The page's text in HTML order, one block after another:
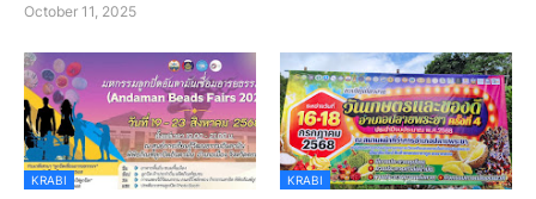
October 11, 2025
KRABI KRABI